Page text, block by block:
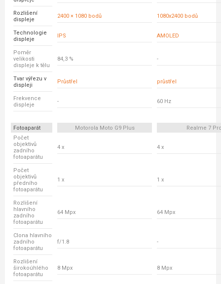
Rozlišení
displeje
2400 × 1080 bodů 1080x2400 bodů
Technologie
displeje
IPS AMOLED
Poměr
velikosti
displeje k tělu
84,3 % -
Tvar výřezu v
displeji
Průstřel průstřel
Frekvence
displeje
- 60 Hz
Fotoaparát Motorola Moto G9 Plus
Realme 7
Počet
objektivů
zadního
fotoaparátu
4 x 4 x
Počet
objektivů
předního
fotoaparátu
1 x 1 x
Rozlišení
hlavního
zadního
fotoaparátu
64 Mpx 64 Mpx
Clona hlavního
zadního
fotoaparátu
f/1.8 -
Rozlišení
širokoúhlého
fotoaparátu
8 Mpx 8 Mpx